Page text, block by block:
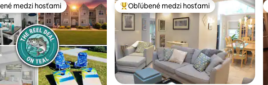
medzi hosťami
medzi hosťami Najobľúbenejšie medzi hosťami
Obľúbené medzi hosťami